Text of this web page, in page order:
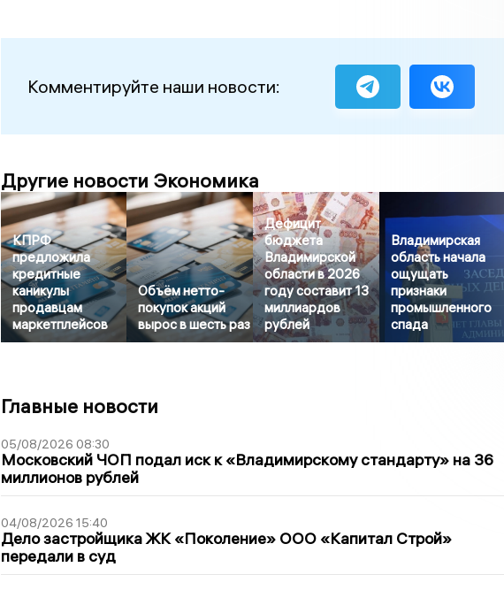
Комментируйте наши новости:
Другие новости Экономика
КПРФ
предложила
кредитные
каникулы
продавцам
маркетплейсов
Объём нетто-
покупок акций
вырос в шесть раз
Дефицит
бюджета
Владимирской
области в 2026
году составит 13
миллиардов
рублей
Владимирская
область начала
ощущать
признаки
промышленного
спада
Главные новости
05/08/2026 08:30
Московский ЧОП подал иск к «Владимирскому стандарту» на 36
миллионов рублей
04/08/2026 15:40
Дело застройщика ЖК «Поколение» ООО «Капитал Строй»
передали в суд